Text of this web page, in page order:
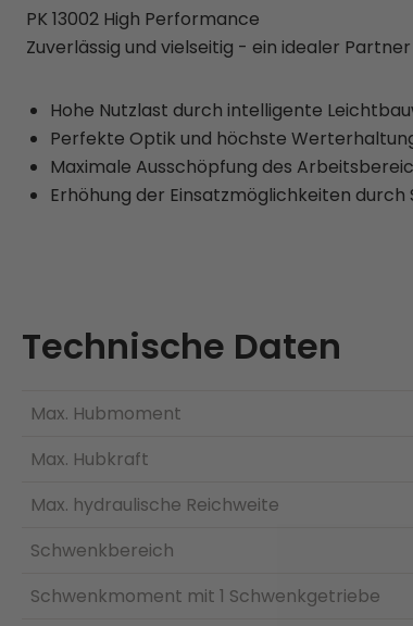
PK 13002 High Performance
Zuverlässig und vielseitig - ein idealer
Hohe Nutzlast durch intelligente
Perfekte Optik und höchste
Maximale Ausschöpfung des
Erhöhung der Einsatzmöglichkeiten durch
Technische Daten
Max. Hubmoment
Max. Hubkraft
Max. hydraulische Reichweite
Schwenkbereich
Schwenkmoment mit 1 Schwenkgetriebe